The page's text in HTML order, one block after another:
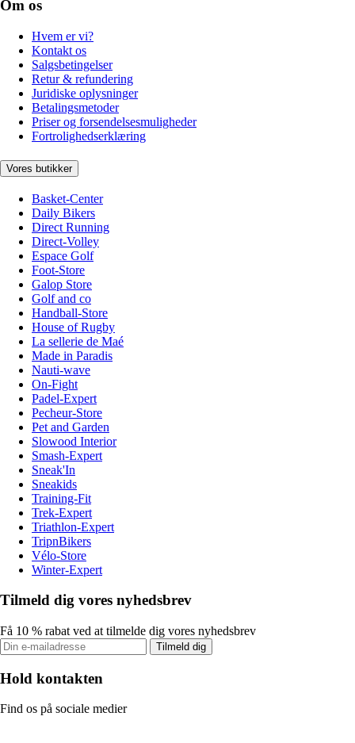
Om os
Hvem er vi?
Kontakt os
Salgsbetingelser
Retur & refundering
Juridiske oplysninger
Betalingsmetoder
Priser og forsendelsesmuligheder
Fortrolighedserklæring
Vores butikker
Basket-Center
Daily Bikers
Direct Running
Direct-Volley
Espace Golf
Foot-Store
Galop Store
Golf and co
Handball-Store
House of Rugby
La sellerie de Maé
Made in Paradis
Nauti-wave
On-Fight
Padel-Expert
Pecheur-Store
Pet and Garden
Slowood Interior
Smash-Expert
Sneak'In
Sneakids
Training-Fit
Trek-Expert
Triathlon-Expert
TripnBikers
Vélo-Store
Winter-Expert
Tilmeld dig vores nyhedsbrev
Få 10 % rabat ved at tilmelde dig vores nyhedsbrev
Tilmeld dig
Hold kontakten
Find os på sociale medier